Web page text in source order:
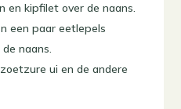
en kipfilet over de naans.
een paar eetlepels
naans.
ui en de andere